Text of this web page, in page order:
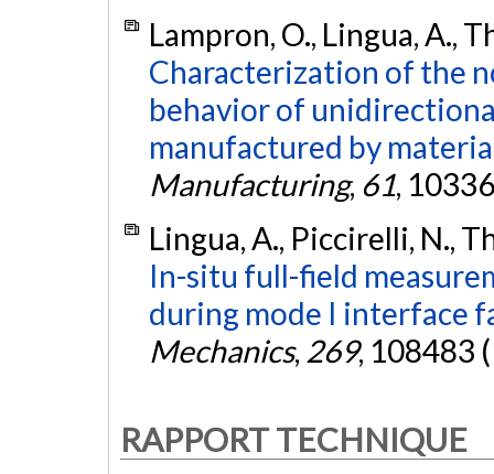
Lampron, O., Lingua, A.,
Characterization of the
behavior of
manufactured by
Manufacturing, 61,
Lingua, A., Piccirelli, N.,
In-situ full-field
during mode I interface
Mechanics, 269, 108483
RAPPORT TECHNIQUE